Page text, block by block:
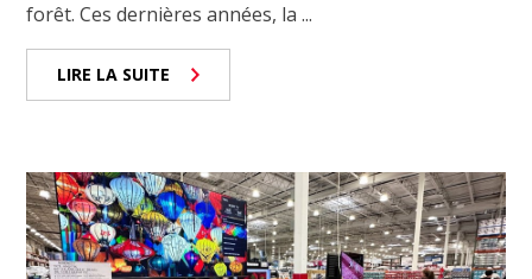
forêt. Ces dernières années, la ...
LIRE LA SUITE